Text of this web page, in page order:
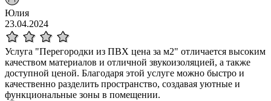
Юлия
23.04.2024
Услуга "Перегородки из ПВХ цена за м2" отличается высоким
качеством материалов и отличной звукоизоляцией, а также
доступной ценой. Благодаря этой услуге можно быстро и
качественно разделить пространство, создавая уютные и
функциональные зоны в помещении.